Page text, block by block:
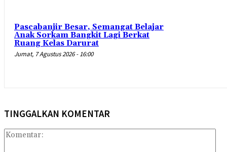
Pascabanjir Besar, Semangat Belajar
Anak Sorkam Bangkit Lagi Berkat
Ruang Kelas Darurat
Jumat, 7 Agustus 2026 - 16:00
TINGGALKAN KOMENTAR